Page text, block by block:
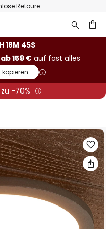
größte Markenauswahl
18M 45S
ab 159 €auf fast alles
kopieren
zu -70%